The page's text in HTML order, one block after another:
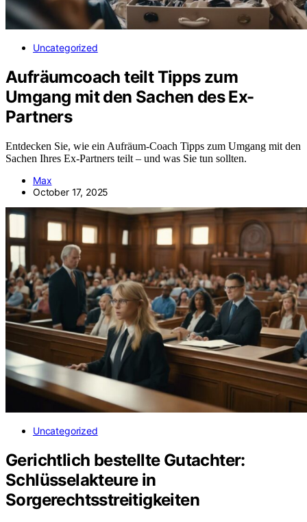
Uncategorized
Aufräumcoach teilt Tipps zum
Umgang mit den Sachen des Ex-
Partners
Entdecken Sie, wie ein Aufräum-Coach Tipps zum Umgang mit den
Sachen Ihres Ex-Partners teilt – und was Sie tun sollten.
Max
October 17, 2025
Uncategorized
Gerichtlich bestellte Gutachter:
Schlüsselakteure in
Sorgerechtsstreitigkeiten